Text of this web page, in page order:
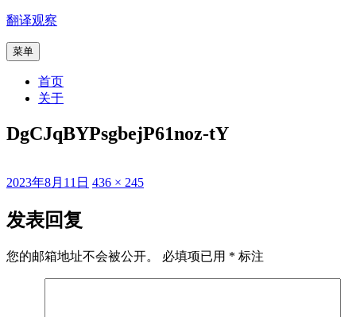
跳
内
翻译观察
菜单
首页
关于
DgCJqBYPsgbejP61noz-tY
发
于
2023年8月11日 原
436 × 245
发表回复
您的邮箱地址不会被公开。 必填项已用 * 标注